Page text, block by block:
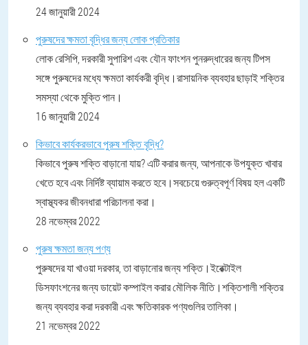
24 জানুয়ারী 2024
পুরুষদের ক্ষমতা বৃদ্ধির জন্য লোক প্রতিকার
লোক রেসিপি, দরকারী সুপারিশ এবং যৌন ফাংশন পুনরুদ্ধারের জন্য টিপস
সঙ্গে পুরুষদের মধ্যে ক্ষমতা কার্যকরী বৃদ্ধি।রাসায়নিক ব্যবহার ছাড়াই শক্তির
সমস্যা থেকে মুক্তি পান।
16 জানুয়ারী 2024
কিভাবে কার্যকরভাবে পুরুষ শক্তি বৃদ্ধি?
কিভাবে পুরুষ শক্তি বাড়ানো যায়? এটি করার জন্য, আপনাকে উপযুক্ত খাবার
খেতে হবে এবং নির্দিষ্ট ব্যায়াম করতে হবে।সবচেয়ে গুরুত্বপূর্ণ বিষয় হল একটি
স্বাস্থ্যকর জীবনধারা পরিচালনা করা।
28 নভেম্বর 2022
পুরুষ ক্ষমতা জন্য পণ্য
পুরুষদের যা খাওয়া দরকার, তা বাড়ানোর জন্য শক্তি।ইরেক্টাইল
ডিসফাংশনের জন্য ডায়েট কম্পাইল করার মৌলিক নীতি।শক্তিশালী শক্তির
জন্য ব্যবহার করা দরকারী এবং ক্ষতিকারক পণ্যগুলির তালিকা।
21 নভেম্বর 2022